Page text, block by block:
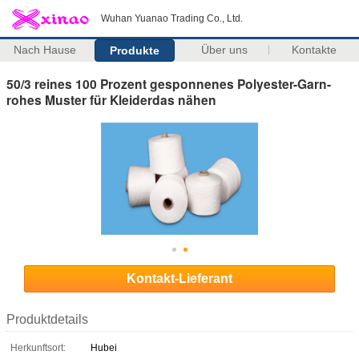
Wuhan Yuanao Trading Co., Ltd.
Nach Hause Produkte Über uns Kontakte
50/3 reines 100 Prozent gesponnenes Polyester-Garn-
rohes Muster für Kleiderdas nähen
Kontakt-Lieferant
Produktdetails
Herkunftsort: Hubei